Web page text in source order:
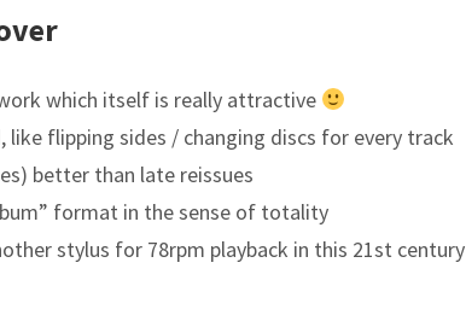
which itself is really attractive
like flipping sides / changing discs for every track
better than late reissues
format in the sense of totality
stylus for 78rpm playback in this 21st century